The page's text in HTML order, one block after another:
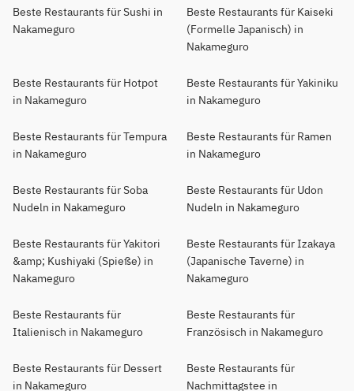
Beste Restaurants für Sushi in
Nakameguro
Beste Restaurants für Kaiseki
(Formelle Japanisch) in
Nakameguro
Beste Restaurants für Hotpot
in Nakameguro
Beste Restaurants für Yakiniku
in Nakameguro
Beste Restaurants für Tempura
in Nakameguro
Beste Restaurants für Ramen
in Nakameguro
Beste Restaurants für Soba
Nudeln in Nakameguro
Beste Restaurants für Udon
Nudeln in Nakameguro
Beste Restaurants für Yakitori
&amp; Kushiyaki (Spieße) in
Nakameguro
Beste Restaurants für Izakaya
(Japanische Taverne) in
Nakameguro
Beste Restaurants für
Italienisch in Nakameguro
Beste Restaurants für
Französisch in Nakameguro
Beste Restaurants für Dessert
in Nakameguro
Beste Restaurants für
Nachmittagstee in